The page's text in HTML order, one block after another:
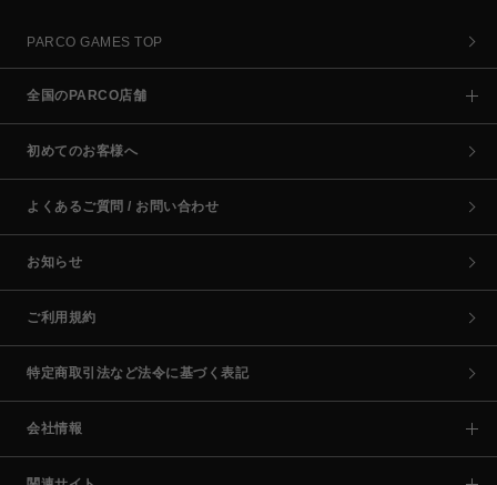
PARCO GAMES TOP
全国のPARCO店舗
初めてのお客様へ
よくあるご質問 / お問い合わせ
お知らせ
ご利用規約
特定商取引法など法令に基づく表記
会社情報